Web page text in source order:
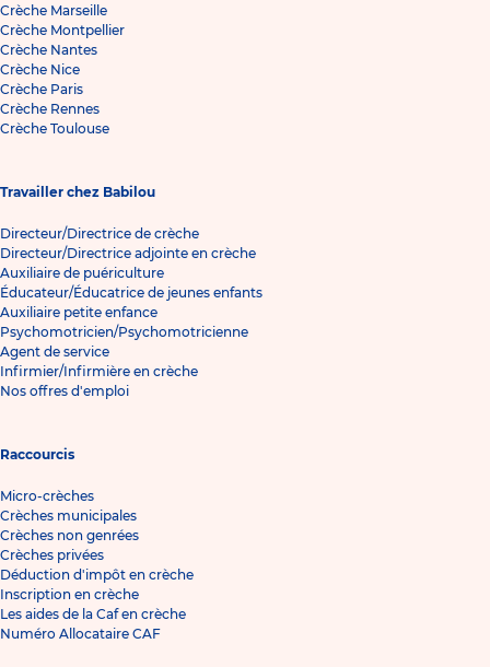
Crèche Marseille
Crèche Montpellier
Crèche Nantes
Crèche Nice
Crèche Paris
Crèche Rennes
Crèche Toulouse
Travailler chez Babilou
Directeur/Directrice de crèche
Directeur/Directrice adjointe en crèche
Auxiliaire de puériculture
Éducateur/Éducatrice de jeunes enfants
Auxiliaire petite enfance
Psychomotricien/Psychomotricienne
Agent de service
Infirmier/Infirmière en crèche
Nos offres d'emploi
Raccourcis
Micro-crèches
Crèches municipales
Crèches non genrées
Crèches privées
Déduction d'impôt en crèche
Inscription en crèche
Les aides de la Caf en crèche
Numéro Allocataire CAF